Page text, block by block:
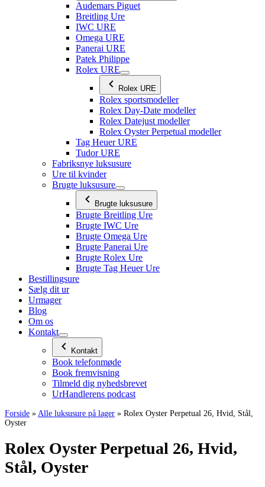
Audemars Piguet
Breitling Ure
IWC URE
Omega URE
Panerai URE
Patek Philippe
Rolex URE
Rolex URE
Rolex sportsmodeller
Rolex Day-Date modeller
Rolex Datejust modeller
Rolex Oyster Perpetual modeller
Tag Heuer URE
Tudor URE
Fabriksnye luksusure
Ure til kvinder
Brugte luksusure
Brugte luksusure
Brugte Breitling Ure
Brugte IWC Ure
Brugte Omega Ure
Brugte Panerai Ure
Brugte Rolex Ure
Brugte Tag Heuer Ure
Bestillingsure
Sælg dit ur
Urmager
Blog
Om os
Kontakt
Kontakt
Book telefonmøde
Book fremvisning
Tilmeld dig nyhedsbrevet
UrHandlerens podcast
Forside » Alle luksusure på lager » Rolex Oyster Perpetual 26, Hvid, Stål,
Oyster
Rolex Oyster Perpetual 26, Hvid,
Stål, Oyster